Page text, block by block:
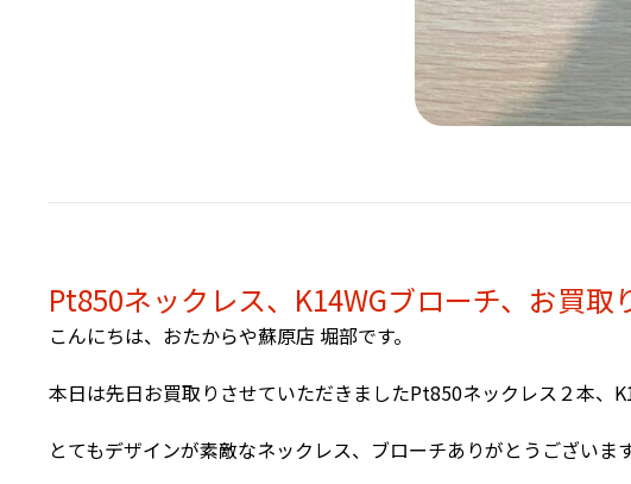
Pt850ネックレス、K14WGブローチ、お買取
こんにちは、おたからや蘇原店 堀部です。
本日は先日お買取りさせていただきましたPt850ネックレス２本、
とてもデザインが素敵なネックレス、ブローチありがとうございま